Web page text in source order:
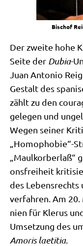
Bischof
Der zwei­te hohe
Sei­te der Dubia-
Juan Anto­nio
Gestalt des
zählt zu den
gele­gen und
Wegen sei­ner
„Homophobie“-
„Maul­korb­er­laß“
ons­frei­heit
des
ver­fah­ren. Am
ni­en für Kle­rus
Umset­zung des
Amo­ris lae­ti­tia.